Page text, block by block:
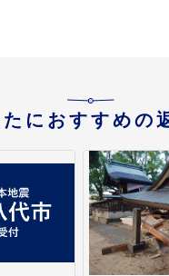
におすすめの